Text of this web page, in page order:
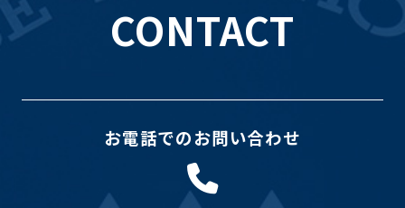
CONTACT
お電話でのお問い合わせ